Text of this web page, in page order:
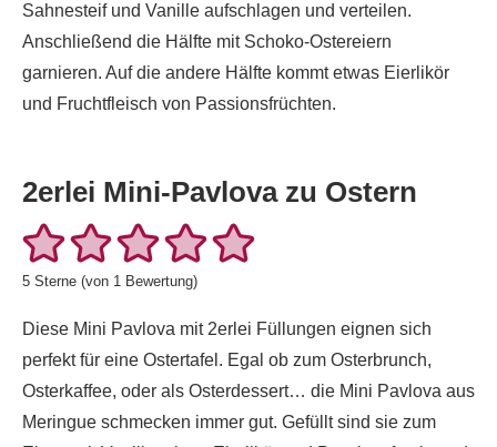
Sahnesteif und Vanille aufschlagen und verteilen.
Anschließend die Hälfte mit Schoko-Ostereiern
garnieren. Auf die andere Hälfte kommt etwas Eierlikör
und Fruchtfleisch von Passionsfrüchten.
2erlei Mini-Pavlova zu Ostern
5 Sterne (von 1 Bewertung)
Diese Mini Pavlova mit 2erlei Füllungen eignen sich
perfekt für eine Ostertafel. Egal ob zum Osterbrunch,
Osterkaffee, oder als Osterdessert… die Mini Pavlova aus
Meringue schmecken immer gut. Gefüllt sind sie zum